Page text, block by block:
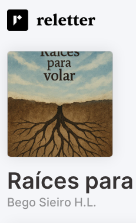
Raíces
Bego Sieiro H.L.